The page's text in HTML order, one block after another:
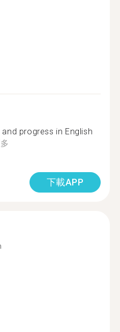
progress in English
下載APP